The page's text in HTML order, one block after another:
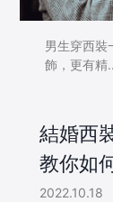
男生穿西裝
飾，更有精
結婚西
教你如
2022.10.18